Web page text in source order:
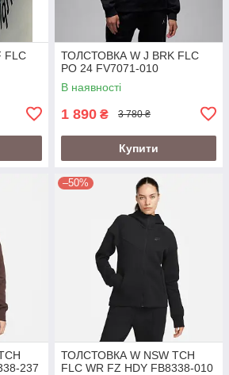
FLC
ТОЛСТОВКА W J BRK FLC
PO 24 FV7071-010
В наявності
1 890 ₴ 3 780 ₴
Купити
237
–50%
ТОЛСТОВКА W NSW TCH
FLC WR FZ HDY FB8338-010